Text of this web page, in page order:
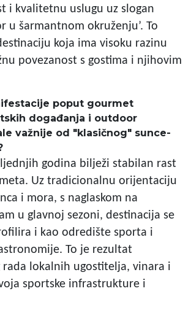
i kvalitetnu uslugu uz slogan
u šarmantnom okruženju’. To
koja ima visoku razinu
povezanost s gostima i njihovim
poput gourmet
događanja i outdoor
važnije od "klasičnog" sunce-
godina bilježi stabilan rast
Uz tradicionalnu orijentaciju
i mora, s naglaskom na
u glavnoj sezoni, destinacija se
i kao odredište sporta i
To je rezultat
rada lokalnih ugostitelja, vinara i
sportske infrastrukture i